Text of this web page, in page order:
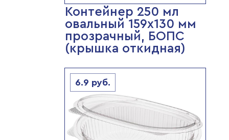
Контейнер 250 мл
овальный 159х130 мм
прозрачный, БОПС
(крышка откидная)
6.9 руб.